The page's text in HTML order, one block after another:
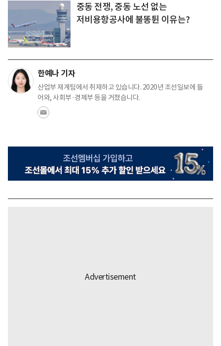
중동 전쟁, 중동 노선 없는
저비용항공사에 불똥튄 이유는?
한예나 기자
산업부 재계팀에서 취재하고 있습니다. 2020년 조선일보에 들
어와, 사회부·경제부 등을 거쳤습니다.